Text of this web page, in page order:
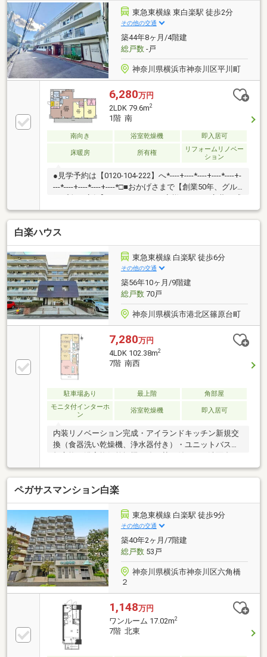
210m)・セブンイレブン横浜白幡南店 徒歩1分(約
70m)・横浜市立浦島小学校 徒歩5分(約380m)■ ご希望
の住まい探しをお手伝いします ━━━━━・・・物件
の詳細・ご相談はお気軽にお問い合わせください。
東急東横線 東白楽駅 徒歩2分
その他の交通
築44年8ヶ月/4階建
総戸数-戸
神奈川県横浜市神奈川区平川町
6,280万円
2LDK 79.6m2
1階 南
南向き 浴室乾燥機 即入居可
床暖房 所有権
リフォームリノベー
ション
●見学予約は【0120-104-222】へ*----+----*----+----*----+-
---*----+----*----+----*□■おかげさまで【創業50年、グル
謝してこれからも楽しく素敵なお家探しをお約束しま
す。お家探しを始めてみようと思われたらまずは、お
気軽に東宝ハウス新横浜に相談してみませんか？何も
決まっていなくて大丈夫！まずはお客様の夢をお聞か
せください！「行って良かったね」と思っていただけ
るように、スタッフ一同【夢に人に住まいに本気で
す！】お客様のお問合せをお待ちしております☆
白楽ハウス
東急東横線 白楽駅 徒歩6分
その他の交通
築56年10ヶ月/9階建
総戸数70戸
神奈川県横浜市港北区篠原台町
7,280万円
4LDK 102.38m2
7階 南西
駐車場あり 最上階
角部屋
モニタ付インターホ
ン
浴室乾燥機 即入居可
内装リノベーション完成・アイランドキッチン新規交
換（食器洗い乾燥機、浄水器付き）・ユニットバス新
トイレ新規交換・フローリング新規施工、フロアタイ
ル貼替、全室クロス貼替・建具新規交換、洗濯防水パ
ン新規、水栓金具新規交換・モニター付インターホン
新規交換日照・眺望・通風良好なお部屋です。前面に
建物がないため、ベイブリッジやみなとみらいの花火
を望めます。大型アイランドキッチンで使いやすく会
話も弾みます。各居室、独立しており使いやすい４
LDKペット飼育可（別途飼育細則あり）即引渡し可ト
ランクルーム付き駅前には便利な六角橋商店街
ペガサスマンション白楽
東急東横線 白楽駅 徒歩9分
その他の交通
築40年2ヶ月/7階建
総戸数53戸
神奈川県横浜市神奈川区六角橋
２
1,148万円
ワンルーム 17.02m2
7階 北東